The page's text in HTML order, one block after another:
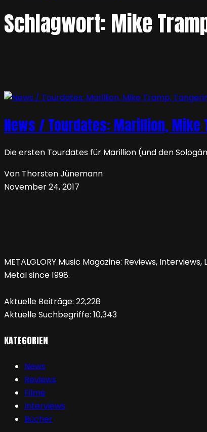
Schlagwort: Mike
News / Tourdates: Marillion, Mike
Die ersten Tourdates für Marillion (und den
Von Thorsten Jünemann
November 24, 2017
METALGLORY Music Magazine: Reviews,
Metal since 1998.
Aktuelle Beiträge: 22,228
Aktuelle Suchbegriffe: 10,343
KATEGORIEN
News
Reviews
Filme
Interviews
Bücher